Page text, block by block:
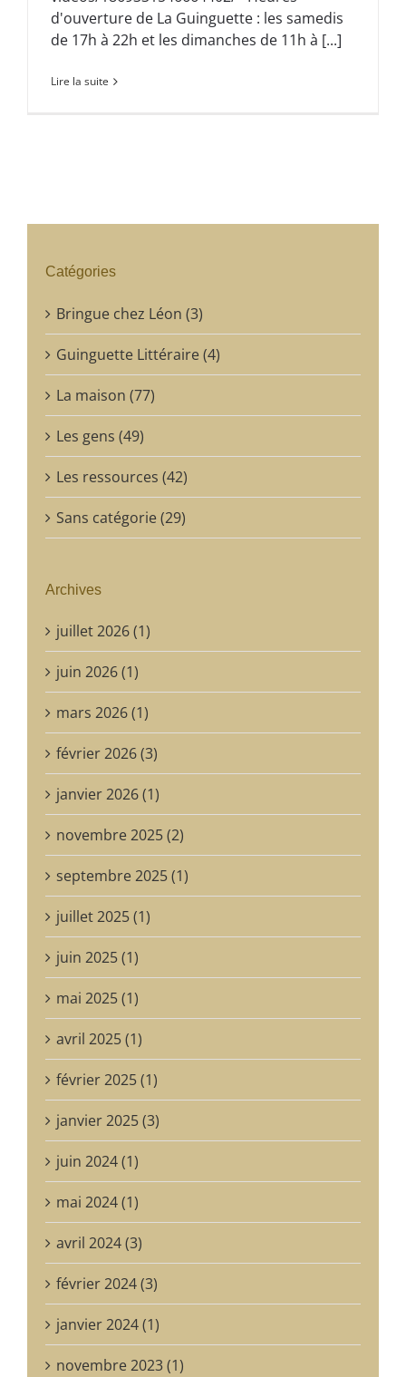
d'ouverture de La Guinguette : les samedis
de 17h à 22h et les dimanches de 11h à [...]
Lire la suite
Catégories
Bringue chez Léon (3)
Guinguette Littéraire (4)
La maison (77)
Les gens (49)
Les ressources (42)
Sans catégorie (29)
Archives
juillet 2026 (1)
juin 2026 (1)
mars 2026 (1)
février 2026 (3)
janvier 2026 (1)
novembre 2025 (2)
septembre 2025 (1)
juillet 2025 (1)
juin 2025 (1)
mai 2025 (1)
avril 2025 (1)
février 2025 (1)
janvier 2025 (3)
juin 2024 (1)
mai 2024 (1)
avril 2024 (3)
février 2024 (3)
janvier 2024 (1)
novembre 2023 (1)